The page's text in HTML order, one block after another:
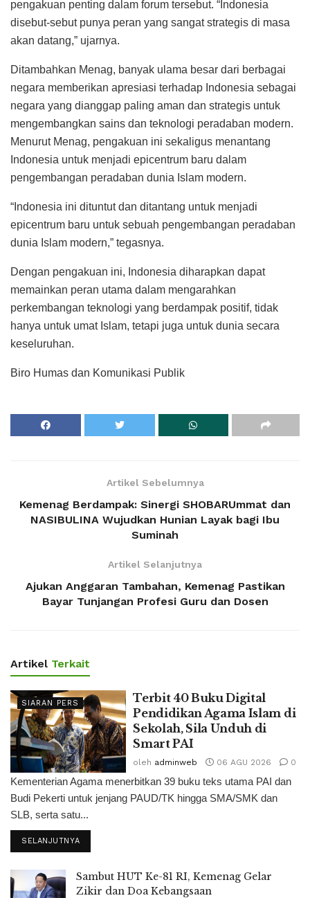
pengakuan penting dalam forum tersebut. “Indonesia
disebut-sebut punya peran yang sangat strategis di masa
akan datang,” ujarnya.
Ditambahkan Menag, banyak ulama besar dari berbagai
negara memberikan apresiasi terhadap Indonesia sebagai
negara yang dianggap paling aman dan strategis untuk
mengembangkan sains dan teknologi peradaban modern.
Menurut Menag, pengakuan ini sekaligus menantang
Indonesia untuk menjadi epicentrum baru dalam
pengembangan peradaban dunia Islam modern.
“Indonesia ini dituntut dan ditantang untuk menjadi
epicentrum baru untuk sebuah pengembangan peradaban
dunia Islam modern,” tegasnya.
Dengan pengakuan ini, Indonesia diharapkan dapat
memainkan peran utama dalam mengarahkan
perkembangan teknologi yang berdampak positif, tidak
hanya untuk umat Islam, tetapi juga untuk dunia secara
keseluruhan.
Biro Humas dan Komunikasi Publik
Artikel Sebelumnya
Kemenag Berdampak: Sinergi SHOBARUmmat dan
NASIBULINA Wujudkan Hunian Layak bagi Ibu
Suminah
Artikel Selanjutnya
Ajukan Anggaran Tambahan, Kemenag Pastikan
Bayar Tunjangan Profesi Guru dan Dosen
Artikel Terkait
SIARAN PERS
Terbit 40 Buku Digital
Pendidikan Agama Islam di
Sekolah, Sila Unduh di
Smart PAI
oleh adminweb 06 AGU 2026 0
Kementerian Agama menerbitkan 39 buku teks utama PAI dan
Budi Pekerti untuk jenjang PAUD/TK hingga SMA/SMK dan
SLB, serta satu...
SELANJUTNYA
Sambut HUT Ke-81 RI, Kemenag Gelar
Zikir dan Doa Kebangsaan